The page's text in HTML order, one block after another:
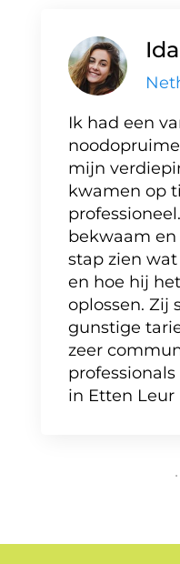
Ik had een
mijn
kwamen op
bekwaam
stap zien
en hoe hij
oplossen. Zij
gunstige
zeer
in Etten Leur